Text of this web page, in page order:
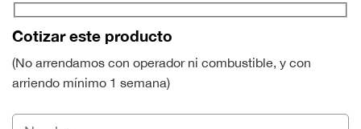
Cotizar este producto
(No arrendamos con operador ni combustible, y con
arriendo mínimo 1 semana)